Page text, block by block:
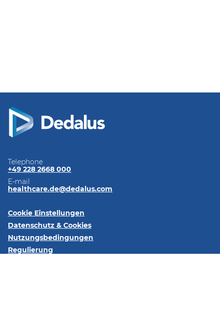
Telephone
+49 228 2668 000
E-mail
healthcare.de@dedalus.com
Cookie Einstellungen
Datenschutz & Cookies
Nutzungsbedingungen
Regulierung